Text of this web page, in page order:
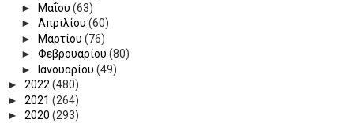
►
Μαΐου (63)
► Απριλίου (60)
►
Μαρτίου (76)
► Φεβρουαρίου (80)
►
Ιανουαρίου (49)
► 2022(480)
► 2021 (264)
► 2020 (293)